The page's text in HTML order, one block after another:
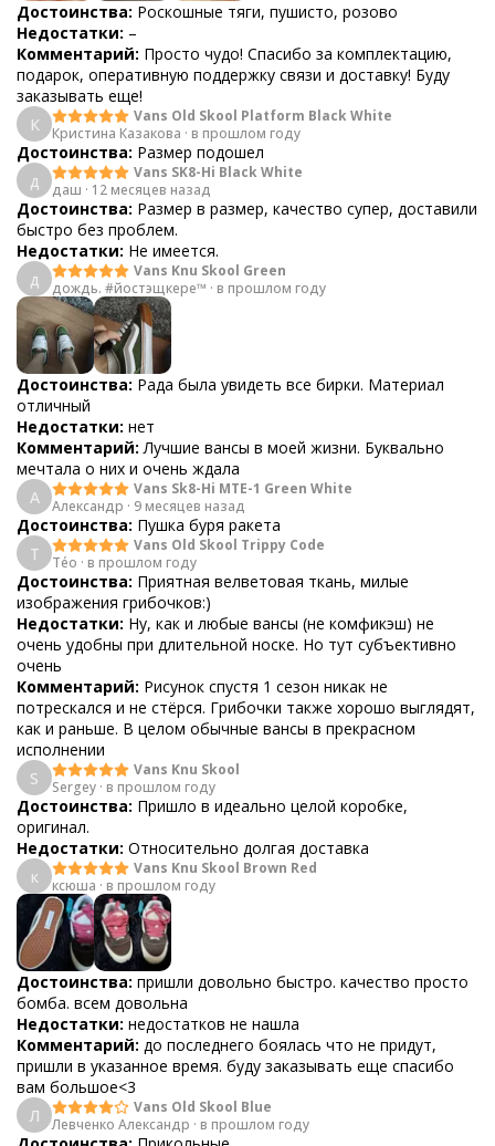
Достоинства: Роскошные тяги, пушисто, розово
Недостатки: –
Комментарий: Просто чудо! Спасибо за комплектацию,
подарок, оперативную поддержку связи и доставку! Буду
заказывать еще!
К
Vans Old Skool Platform Black White
Кристина Казакова · в прошлом году
Достоинства: Размер подошел
д
Vans SK8-Hi Black White
даш · 12 месяцев назад
Достоинства: Размер в размер, качество супер, доставили
быстро без проблем.
Недостатки: Не имеется.
д
Vans Knu Skool Green
дождь. #йостэщкере™ · в прошлом году
Достоинства: Рада была увидеть все бирки. Материал
отличный
Недостатки: нет
Комментарий: Лучшие вансы в моей жизни. Буквально
мечтала о них и очень ждала
А
Vans Sk8-Hi MTE-1 Green White
Александр · 9 месяцев назад
Достоинства: Пушка буря ракета
T
Vans Old Skool Trippy Code
Téo · в прошлом году
Достоинства: Приятная велветовая ткань, милые
изображения грибочков:)
Недостатки: Ну, как и любые вансы (не комфикэш) не
очень удобны при длительной носке. Но тут субъективно
очень
Комментарий: Рисунок спустя 1 сезон никак не
потрескался и не стёрся. Грибочки также хорошо выглядят,
как и раньше. В целом обычные вансы в прекрасном
исполнении
S
Vans Knu Skool
Sergey · в прошлом году
Достоинства: Пришло в идеально целой коробке,
оригинал.
Недостатки: Относительно долгая доставка
к
Vans Knu Skool Brown Red
ксюша · в прошлом году
Достоинства: пришли довольно быстро. качество просто
бомба. всем довольна
Недостатки: недостатков не нашла
Комментарий: до последнего боялась что не придут,
пришли в указанное время. буду заказывать еще спасибо
вам большое<3
Л
Vans Old Skool Blue
Левченко Александр · в прошлом году